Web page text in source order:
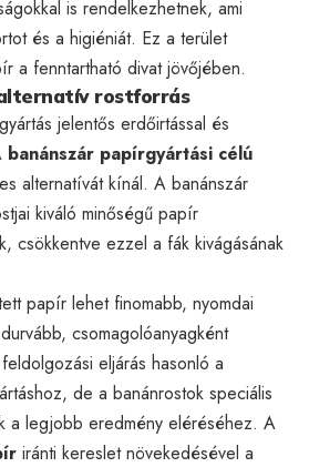
is rendelkezhetnek, ami
és a higiéniát. Ez a terület
a fenntartható divat jövőjében.
rostforrás
jelentős erdőirtással és
banánszár papírgyártási célú
alternatívát kínál. A banánszár
kiváló minőségű papír
csökkentve ezzel a fák kivágásának
papír lehet finomabb, nyomdai
csomagolóanyagként
eljárás hasonló a
de a banánrostok speciális
a legjobb eredmény eléréséhez. A
iránti kereslet növekedésével a